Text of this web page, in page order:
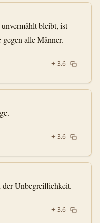
bleibt, ist
alle Männer.
✦ 3.6
✦ 3.6
der Unbegreiflichkeit.
✦ 3.6